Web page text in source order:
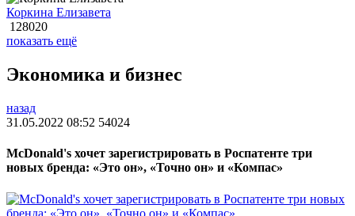
Коркина Елизавета
128020
показать ещё
Экономика и бизнес
назад
31.05.2022 08:52 54024
McDonald's хочет зарегистрировать в Роспатенте три
новых бренда: «Это он», «Точно он» и «Компас»